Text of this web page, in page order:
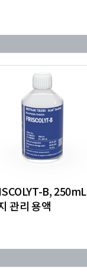
B, 250mL
관리 용액